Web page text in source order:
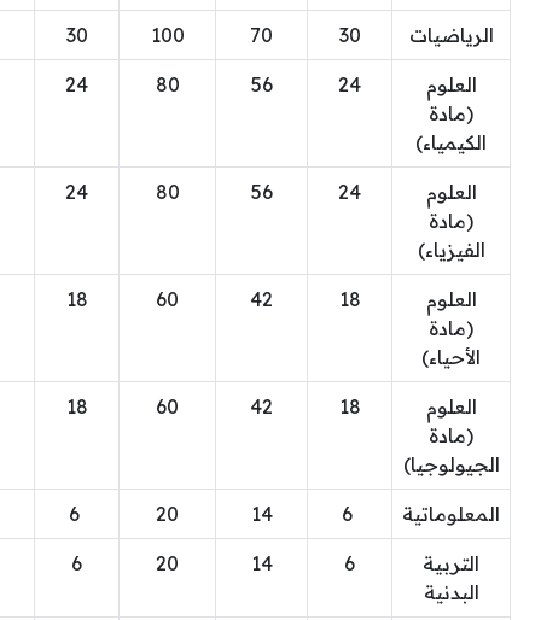
الرياضيات 30
70
100
30
العلوم
(مادة
الكيمياء)
24
56
80
24
العلوم
(مادة
الفيزياء)
24
56
80
24
العلوم
(مادة
الأحياء)
18
42
60
18
العلوم
(مادة
الجيولوجيا)
18
42
60
18
المعلوماتية 14
20
التربية
البدنية
6
14
20
6